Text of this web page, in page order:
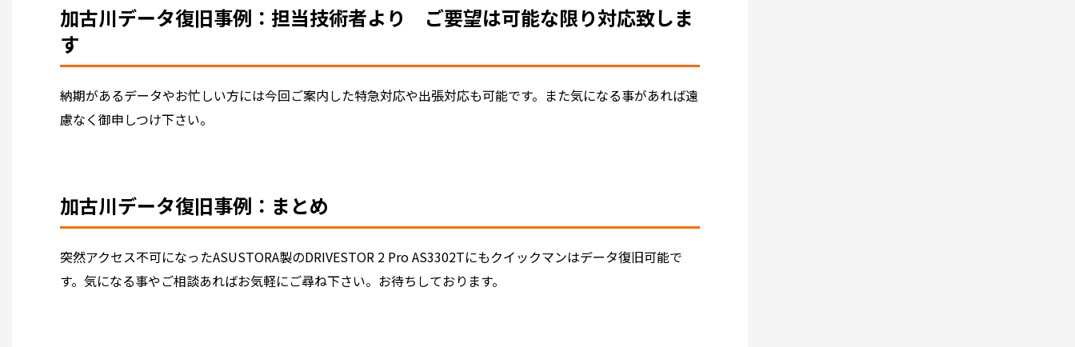
加古川データ復旧事例：担当技術者より ご要望は可能な限り対応致しま
す
納期があるデータやお忙しい方には今回ご案内した特急対応や出張対応も可能です。また気になる事があれば遠
慮なく御申しつけ下さい。
加古川データ復旧事例：まとめ
突然アクセス不可になったASUSTORA製のDRIVESTOR 2 Pro AS3302Tにもクイックマンはデータ復旧可能で
す。気になる事やご相談あればお気軽にご尋ね下さい。お待ちしております。